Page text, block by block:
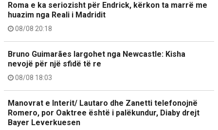
Roma e ka seriozisht për Endrick, kërkon ta marrë me
huazim nga Reali i Madridit
08/08 20:18
Bruno Guimarães largohet nga Newcastle: Kisha
nevojë për një sfidë të re
08/08 18:03
Manovrat e Interit/ Lautaro dhe Zanetti telefonojnë
Romero, por Oaktree është i palëkundur, Diaby drejt
Bayer Leverkuesen